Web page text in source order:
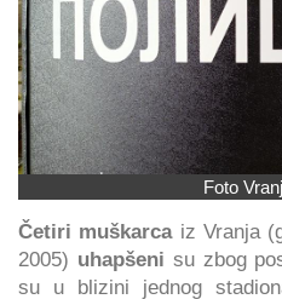
Foto
Četiri muškarcaiz Vranja
2005) uhapšeni su zbog
su u blizini jednog